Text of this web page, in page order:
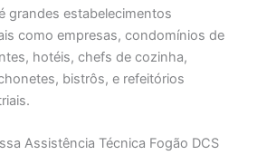
grandes estabelecimentos
como empresas, condomínios de
hotéis, chefs de cozinha,
bistrôs, e refeitórios
Assistência Técnica Fogão DCS